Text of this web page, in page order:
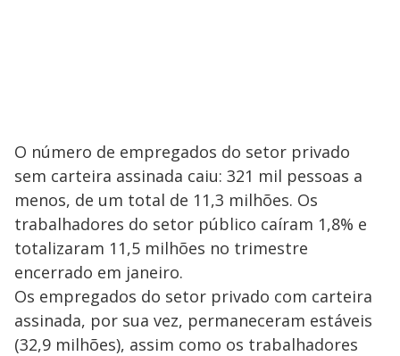
O número de empregados do setor privado
sem carteira assinada caiu: 321 mil pessoas a
menos, de um total de 11,3 milhões. Os
trabalhadores do setor público caíram 1,8% e
totalizaram 11,5 milhões no trimestre
encerrado em janeiro.
Os empregados do setor privado com carteira
assinada, por sua vez, permaneceram estáveis
(32,9 milhões), assim como os trabalhadores